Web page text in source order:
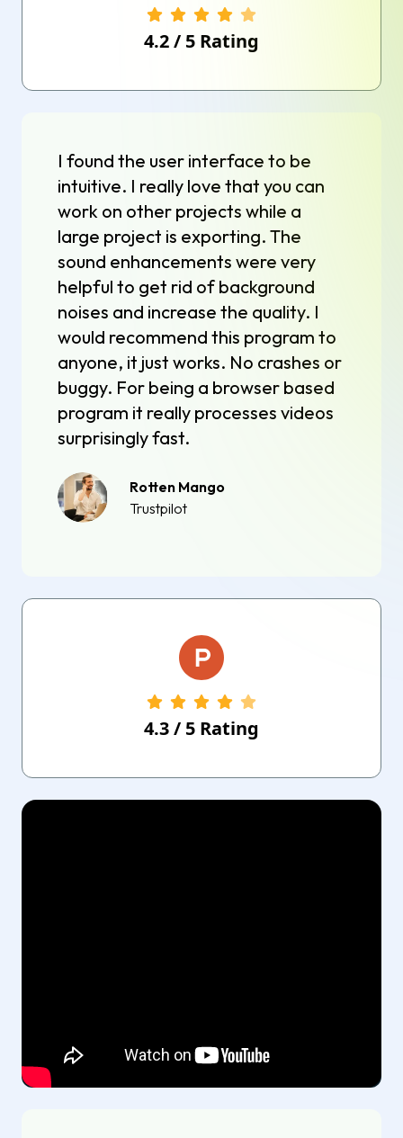
4.2/ 5 Rating
I found the user interface to be
intuitive. I really love that you can
work on other projects while a
large project is exporting. The
sound enhancements were very
helpful to get rid of background
noises and increase the quality. I
would recommend this program to
anyone, it just works. No crashes or
buggy. For being a browser based
program it really processes videos
surprisingly fast.
Rotten Mango
Trustpilot
4.3/ 5 Rating